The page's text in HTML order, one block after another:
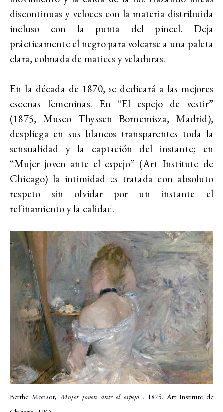
discontinuas y veloces con la materia distribuida
incluso con la punta del pincel. Deja
prácticamente el negro para volcarse a una paleta
clara, colmada de matices y veladuras.
En la década de 1870, se dedicará a las mejores
escenas femeninas. En “El espejo de vestir”
(1875, Museo Thyssen Bornemisza, Madrid),
despliega en sus blancos transparentes toda la
sensualidad y la captación del instante; en
“Mujer joven ante el espejo” (Art Institute de
Chicago) la intimidad es tratada con absoluto
respeto sin olvidar por un instante el
refinamiento y la calidad.
Berthe Morisot, Mujer joven ante el espejo . 1875. Art Institute de